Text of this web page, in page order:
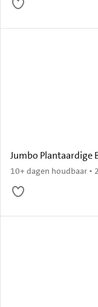
Jumbo Plantaardige
10+ dagen houdbaar •